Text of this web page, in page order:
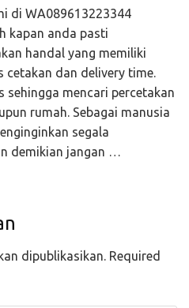
di WA089613223344
kapan anda pasti
handal yang memiliki
cetakan dan delivery time.
sehingga mencari percetakan
rumah. Sebagai manusia
segala
demikian jangan …
dipublikasikan. Required